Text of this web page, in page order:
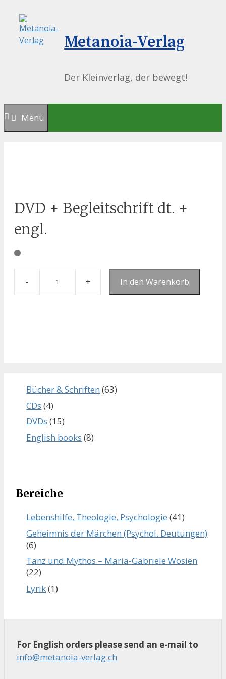
zum
Inhalt
Metanoia-Verlag
Der Kleinverlag, der bewegt!
Menü
DVD + Begleitschrift dt. +
engl.
Anzahl In den Warenkorb
Bücher & Schriften (63)
CDs (4)
DVDs (15)
English books (8)
Bereiche
Lebenshilfe, Theologie, Psychologie (41)
Geheimnis der Märchen (Psychol. Deutungen)
(6)
Tanz und Mythos – Maria-Gabriele Wosien
(22)
Lyrik(1)
For English orders please send an e-mail to
info@metanoia-verlag.ch